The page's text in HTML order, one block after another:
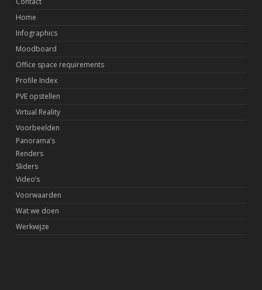
Home
Infographics
Moodboard
Office space requirements
Profile Index
PVE opstellen
Virtual Reality
Voorbeelden
Panorama’s
Renders
Sliders
Video’s
Voorwaarden
Wat we doen
Werkwijze